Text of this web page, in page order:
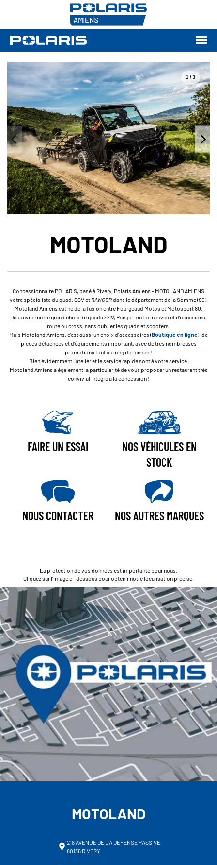
1 / 3
MOTOLAND
Concessionnaire POLARIS, basé à Rivery, Polaris Amiens - MOTOLAND AMIENS
votre spécialiste du quad, SSV et RANGERdans le département de la Somme (80).
Motoland Amiens est né de la fusion entre Fourgeaud Motos et Motosport 80.
Découvrez notre grand choix de quads SSV, Ranger motos neuves et d'occasions,
route ou cross, sans oublier les quads et scooters.
Mais Motoland Amiens, c'est aussi un choix d'accessoires (Boutique en ligne), de
pièces détachées et d'équipements important, avec de très nombreuses
promotions tout au long de l'année !
Bien évidemment l'atelier et le service rapide sont à votre service.
Motoland Amiens a également la particularité de vous proposer un restaurant très
convivial intégré à la concession !
FAIRE UN ESSAI
NOS VÉHICULES EN
STOCK
NOUS CONTACTER NOS AUTRES MARQUES
La protection de vos données est importante pour nous.
Cliquez sur l'image ci-dessous pour obtenir notre localisation précise.
MOTOLAND
218 AVENUE DE LA DEFENSE PASSIVE
80136 RIVERY